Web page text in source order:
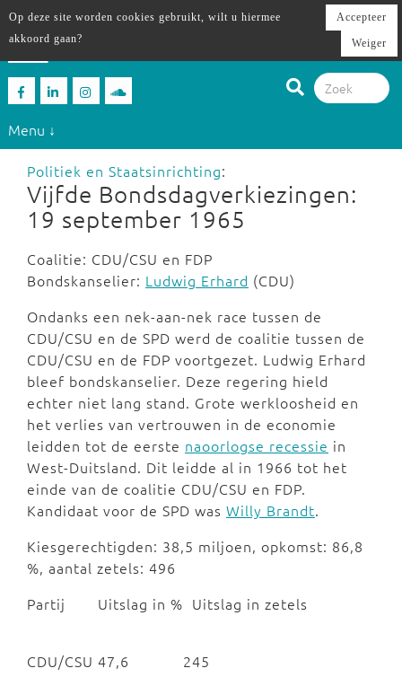
Menu ↓
Politiek en Staatsinrichting:
Vijfde Bondsdagverkiezingen:
19 september 1965
Coalitie: CDU/CSU en FDP
Bondskanselier: Ludwig Erhard (CDU)
Ondanks een nek-aan-nek race tussen de
CDU/CSU en de SPD werd de coalitie tussen de
CDU/CSU en de FDP voortgezet. Ludwig Erhard
bleef bondskanselier. Deze regering hield
echter niet lang stand. Grote werkloosheid en
het verlies van vertrouwen in de economie
leidden tot de eerste naoorlogse recessie in
West-Duitsland. Dit leidde al in 1966 tot het
einde van de coalitie CDU/CSU en FDP.
Kandidaat voor de SPD was Willy Brandt.
Kiesgerechtigden: 38,5 miljoen, opkomst: 86,8
%, aantal zetels: 496
Partij
Uitslag in % Uitslag in zetels
CDU/CSU 47,6
245
Op deze site worden cookies gebruikt, wilt u hiermee
akkoord gaan?
Accepteer
Weiger